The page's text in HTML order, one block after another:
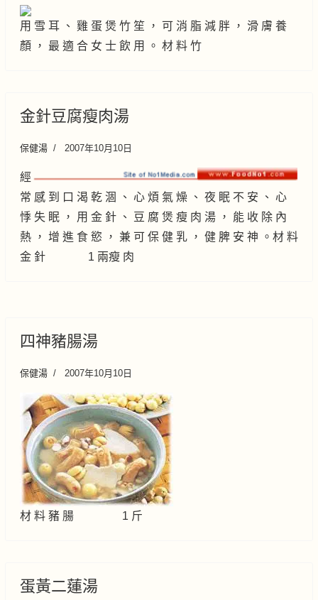
用 雪 耳 、 雞 蛋 煲 竹 笙 ， 可 消 脂 減 胖 ， 滑 膚 養
顏 ， 最 適 合 女 士 飲 用 。 材 料 竹
金針豆腐瘦肉湯
保健湯 2007年10月10日
經
常 感 到 口 渴 乾 涸 、 心 煩 氣 燥 、 夜 眠 不 安 、 心
悸 失 眠 ， 用 金 針 、 豆 腐 煲 瘦 肉 湯 ， 能 收 除 內
熱 ， 增 進 食 慾 ， 兼 可 保 健 乳 ， 健 脾 安 神 。材 料
金 針 1 兩瘦 肉
四神豬腸湯
保健湯 2007年10月10日
材 料 豬 腸 1 斤
蛋黃二蓮湯